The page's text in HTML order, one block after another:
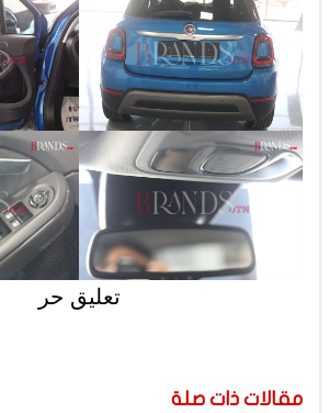
تعليق حر
مقالات ذات صلة